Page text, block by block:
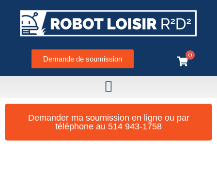
Demande de soumission
0
ADMIN-R2D2
Demander ma soumission en ligne ou par
téléphone au 514 943-1758